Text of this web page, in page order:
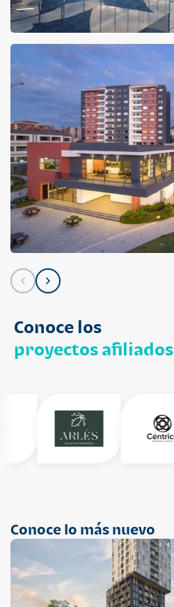
Conoce los
proyectos afiliados
Conoce lo más nuevo